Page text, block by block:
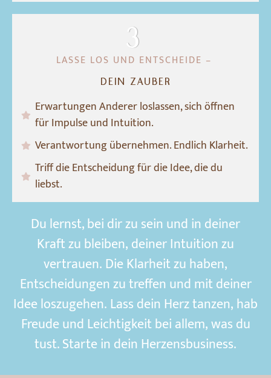
3
LASSE LOS UND ENTSCHEIDE –
DEIN ZAUBER
Erwartungen Anderer loslassen, sich öffnen
für Impulse und Intuition.
Verantwortung übernehmen. Endlich Klarheit.
Triff die Entscheidung für die Idee, die du
liebst.
Dulernst,bei dirzusein undin deiner
Kraftzubleiben,deinerIntuition zu
vertrauen. DieKlarheitzuhaben,
Entscheidungenzutreffenundmitdeiner
Ideeloszugehen. Lassdein Herztanzen,hab
Freudeund Leichtigkeitbeiallem,wasdu
tust.Starteindein Herzensbusiness.